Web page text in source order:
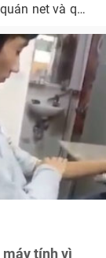
net và quý
máy tính vì